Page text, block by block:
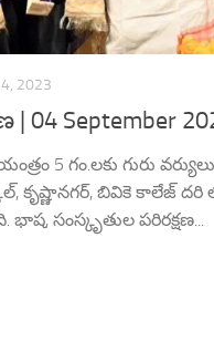
4, 2023
04 September
5 గం.లకు గురు
కృష్ణానగర్, బివికె కాలేజ్
భాష, సంస్కృతుల పరిరక్షణ...